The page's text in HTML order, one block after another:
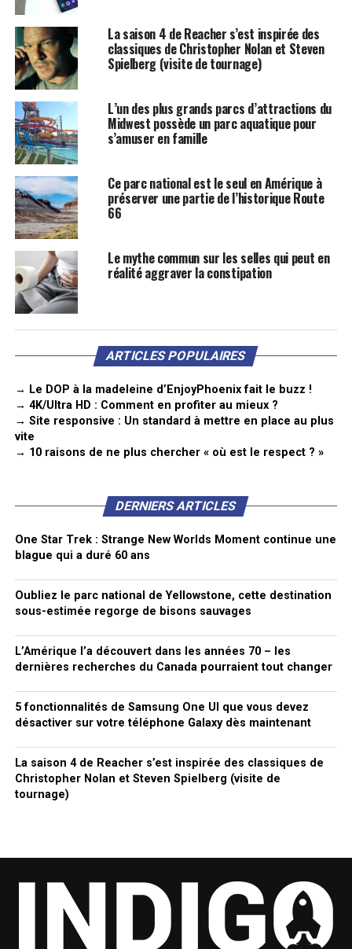
La saison 4 de Reacher s’est inspirée des
classiques de Christopher Nolan et Steven
Spielberg (visite de tournage)
L’un des plus grands parcs d’attractions du
Midwest possède un parc aquatique pour
s’amuser en famille
Ce parc national est le seul en Amérique à
préserver une partie de l’historique Route
66
Le mythe commun sur les selles qui peut en
réalité aggraver la constipation
ARTICLES POPULAIRES
→ Le DOP à la madeleine d’EnjoyPhoenix fait le buzz !
→ 4K/Ultra HD : Comment en profiter au mieux ?
→ Site responsive : Un standard à mettre en place au plus
vite
→ 10 raisons de ne plus chercher « où est le respect ? »
DERNIERS ARTICLES
One Star Trek : Strange New Worlds Moment continue une
blague qui a duré 60 ans
Oubliez le parc national de Yellowstone, cette destination
sous-estimée regorge de bisons sauvages
L’Amérique l’a découvert dans les années 70 – les
dernières recherches du Canada pourraient tout changer
5 fonctionnalités de Samsung One UI que vous devez
désactiver sur votre téléphone Galaxy dès maintenant
La saison 4 de Reacher s’est inspirée des classiques de
Christopher Nolan et Steven Spielberg (visite de
tournage)